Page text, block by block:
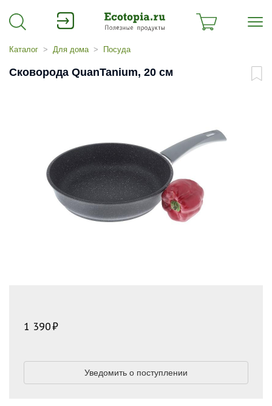
Каталог Для дома Посуда
Сковорода QuanTanium, 20 см
1 390
Уведомить о поступлении